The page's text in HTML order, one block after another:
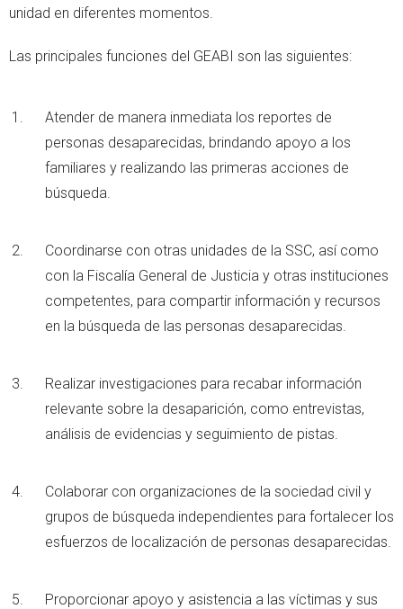
unidad en diferentes momentos.
Las principales funciones del GEABI son las siguientes:
Atender de manera inmediata los reportes de
personas desaparecidas, brindando apoyo a los
familiares y realizando las primeras acciones de
búsqueda.
Coordinarse con otras unidades de la SSC, así como
con la Fiscalía General de Justicia y otras instituciones
competentes, para compartir información y recursos
en la búsqueda de las personas desaparecidas.
Realizar investigaciones para recabar información
relevante sobre la desaparición, como entrevistas,
análisis de evidencias y seguimiento de pistas.
Colaborar con organizaciones de la sociedad civil y
grupos de búsqueda independientes para fortalecer los
esfuerzos de localización de personas desaparecidas.
Proporcionar apoyo y asistencia a las víctimas y sus